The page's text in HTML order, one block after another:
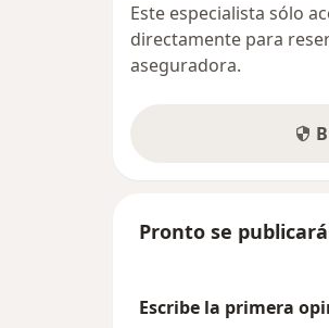
Este especialista sólo
directamente para
aseguradora.
Pronto se
Escribe la primera